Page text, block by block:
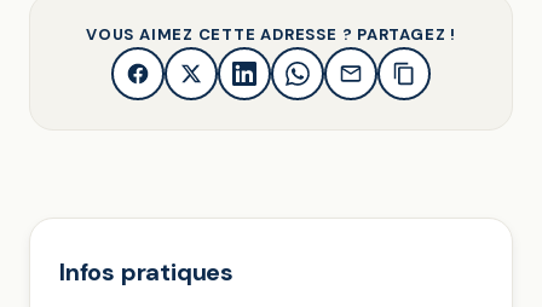
VOUS AIMEZ CETTE ADRESSE ? PARTAGEZ !
Infos pratiques